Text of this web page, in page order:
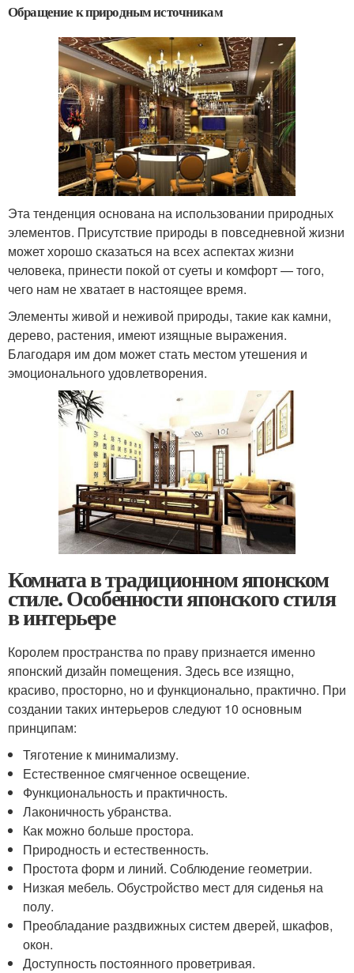
Обращение к природным источникам
Эта тенденция основана на использовании природных
элементов. Присутствие природы в повседневной жизни
может хорошо сказаться на всех аспектах жизни
человека, принести покой от суеты и комфорт — того,
чего нам не хватает в настоящее время.
Элементы живой и неживой природы, такие как камни,
дерево, растения, имеют изящные выражения.
Благодаря им дом может стать местом утешения и
эмоционального удовлетворения.
Комната в традиционном японском
стиле. Особенности японского стиля
в интерьере
Королем пространства по праву признается именно
японский дизайн помещения. Здесь все изящно,
красиво, просторно, но и функционально, практично. При
создании таких интерьеров следуют 10 основным
принципам:
Тяготение к минимализму.
Естественное смягченное освещение.
Функциональность и практичность.
Лаконичность убранства.
Как можно больше простора.
Природность и естественность.
Простота форм и линий. Соблюдение геометрии.
Низкая мебель. Обустройство мест для сиденья на
полу.
Преобладание раздвижных систем дверей, шкафов,
окон.
Доступность постоянного проветривая.